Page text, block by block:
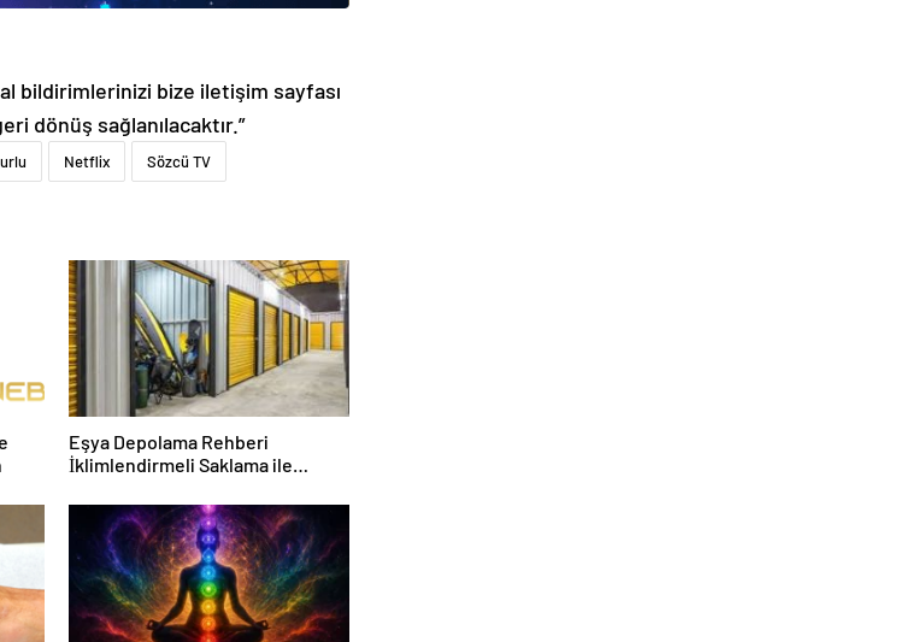
bildirimlerinizi bize iletişim sayfası
dönüş sağlanılacaktır.”
Netflix Sözcü TV
Eşya Depolama Rehberi
İklimlendirmeli Saklama ile